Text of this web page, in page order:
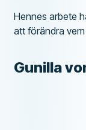
Hennes arbete
att förändra
Gunilla